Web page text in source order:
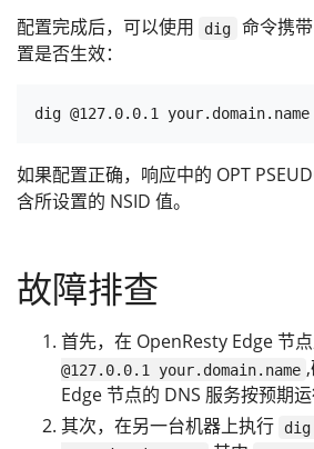
配置完成后，可以使用 dig
命令携
置是否生效：
如果配置正确，响应中的 OPT
含所设置的 NSID 值。
故障排查
首先，在 OpenResty Edge 节
@127.0.0.1 your.domain.name
Edge 节点的 DNS 服务按预期运
其次，在另一台机器上执行
dig